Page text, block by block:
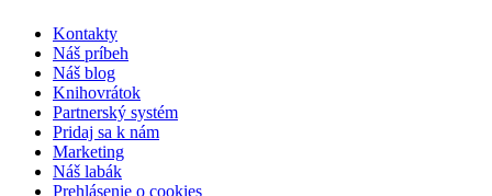
Kontakty
Náš príbeh
Náš blog
Knihovrátok
Partnerský systém
Pridaj sa k nám
Marketing
Náš labák
Prehlásenie o cookies